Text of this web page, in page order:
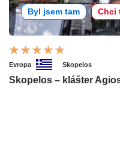
Byl jsem tam Chci
Evropa Skopelos
Skopelos – klášter